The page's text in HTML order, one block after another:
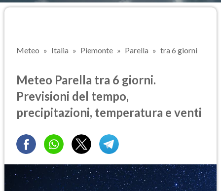
Meteo Italia Piemonte Parella tra 6 giorni
Meteo Parella tra 6 giorni.
Previsioni del tempo,
precipitazioni, temperatura e venti